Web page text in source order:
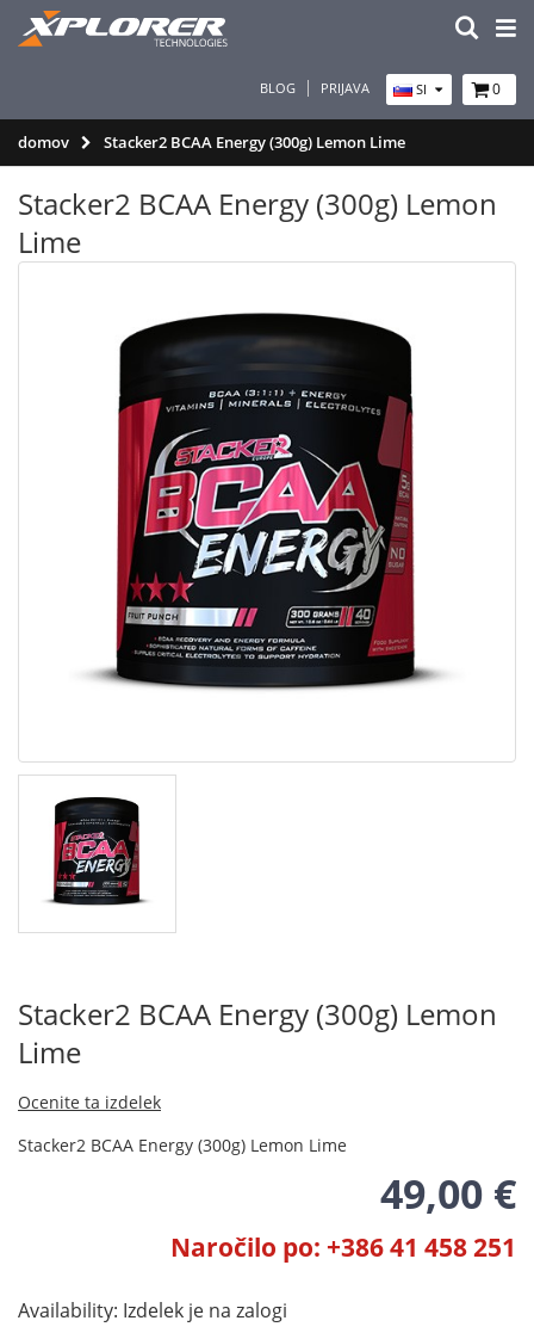
BLOG PRIJAVA SI 0
domov Stacker2 BCAA Energy (300g) Lemon Lime
Stacker2 BCAA Energy (300g) Lemon
Lime
Stacker2 BCAA Energy (300g) Lemon
Lime
Ocenite ta izdelek
Stacker2 BCAA Energy (300g) Lemon Lime
49,00 €
Naročilo po: +386 41 458 251
Availability: Izdelek je na zalogi